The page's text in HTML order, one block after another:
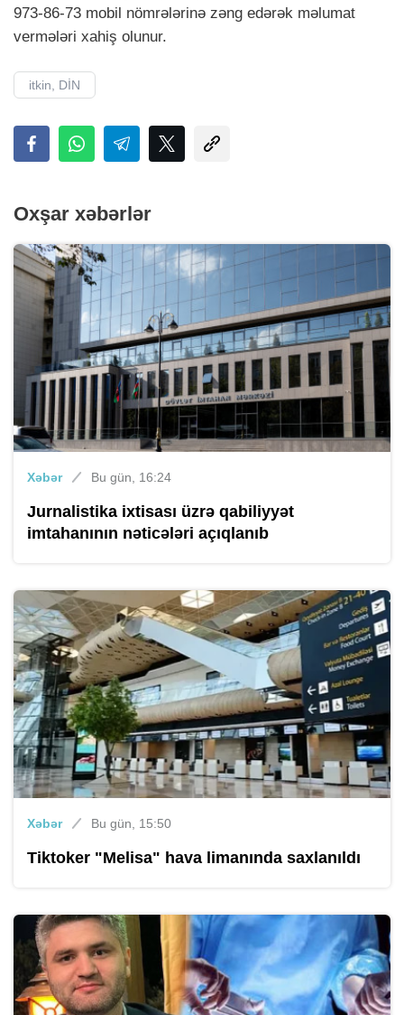
973-86-73 mobil nömrələrinə zəng edərək məlumat
vermələri xahiş olunur.
itkin, DİN
Oxşar xəbərlər
Xəbər Bu gün, 16:24
Jurnalistika ixtisası üzrə qabiliyyət
imtahanının nəticələri açıqlanıb
Xəbər Bu gün, 15:50
Tiktoker "Melisa" hava limanında saxlanıldı